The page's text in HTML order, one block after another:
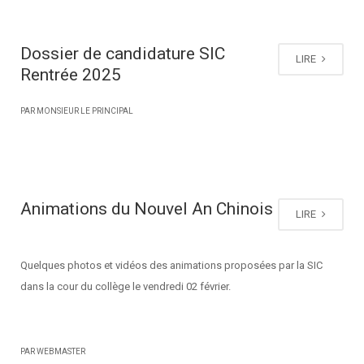
LIRE
Dossier de candidature SIC
Rentrée 2025
PAR MONSIEUR LE PRINCIPAL
LIRE
Animations du Nouvel An Chinois
Quelques photos et vidéos des animations proposées par la SIC
dans la cour du collège le vendredi 02 février.
PAR WEBMASTER